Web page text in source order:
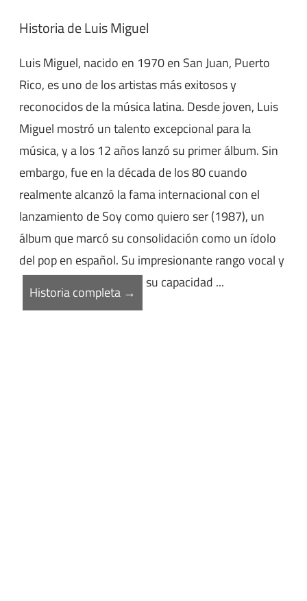
Historia de Luis Miguel
Luis Miguel, nacido en 1970 en San Juan, Puerto
Rico, es uno de los artistas más exitosos y
reconocidos de la música latina. Desde joven, Luis
Miguel mostró un talento excepcional para la
música, y a los 12 años lanzó su primer álbum. Sin
embargo, fue en la década de los 80 cuando
realmente alcanzó la fama internacional con el
lanzamiento de Soy como quiero ser (1987), un
álbum que marcó su consolidación como un ídolo
del pop en español. Su impresionante rango vocal y
su capacidad ...
Historia completa →